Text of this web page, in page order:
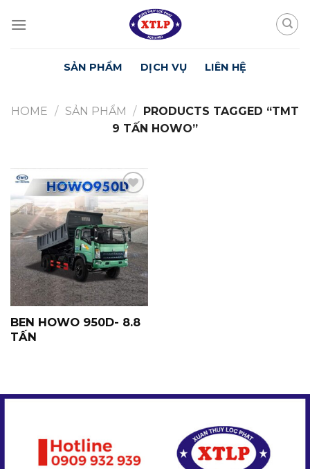
SẢN PHẨM DỊCH VỤ LIÊN HỆ
HOME / SẢN PHẨM / PRODUCTS TAGGED “TMT
9 TẤN HOWO”
Thích
BEN HOWO 950D- 8.8
TẤN